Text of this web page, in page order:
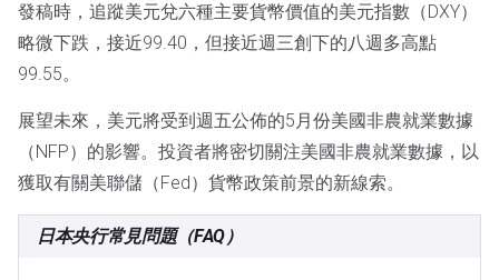
發稿時，追蹤美元兌六種主要貨幣價值的美元指數（DXY）
略微下跌，接近99.40，但接近週三創下的八週多高點
99.55。
展望未來，美元將受到週五公佈的5月份美國非農就業數據
（NFP）的影響。投資者將密切關注美國非農就業數據，以
獲取有關美聯儲（Fed）貨幣政策前景的新線索。
日本央行常見問題（FAQ）